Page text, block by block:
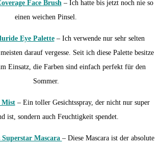
Face Brush– Ich hatte bis jetzt noch nie so
einen weichen Pinsel.
Eye Palette– Ich verwende nur sehr selten
darauf vergesse. Seit ich diese Palette besitze
Einsatz, die Farben sind einfach perfekt für den
Sommer.
Mist– Ein toller Gesichtsspray, der nicht nur super
ist, sondern auch Feuchtigkeit spendet.
Superstar Mascara – Diese Mascara ist der absolute